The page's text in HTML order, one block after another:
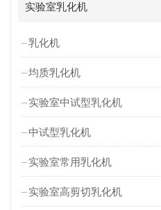
实验室乳化机
乳化机
均质乳化机
实验室中试型乳化机
中试型乳化机
实验室常用乳化机
实验室高剪切乳化机